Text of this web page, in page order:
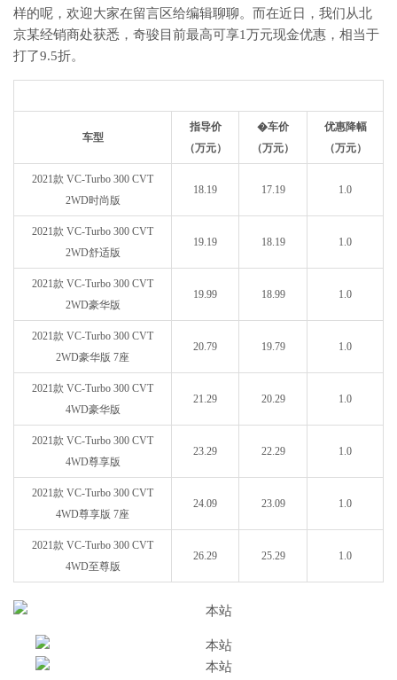
样的呢，欢迎大家在留言区给编辑聊聊。而在近日，我们从北
京某经销商处获悉，奇骏目前最高可享1万元现金优惠，相当于
打了9.5折。
车型
指导价
（万元）
�车价
（万元）
优惠降幅
（万元）
2021款 VC-Turbo 300 CVT
2WD时尚版
18.19 17.19 1.0
2021款 VC-Turbo 300 CVT
2WD舒适版
19.19 18.19 1.0
2021款 VC-Turbo 300 CVT
2WD豪华版
19.99 18.99 1.0
2021款 VC-Turbo 300 CVT
2WD豪华版 7座
20.79 19.79 1.0
2021款 VC-Turbo 300 CVT
4WD豪华版
21.29 20.29 1.0
2021款 VC-Turbo 300 CVT
4WD尊享版
23.29 22.29 1.0
2021款 VC-Turbo 300 CVT
4WD尊享版 7座
24.09 23.09 1.0
2021款 VC-Turbo 300 CVT
4WD至尊版
26.29 25.29 1.0